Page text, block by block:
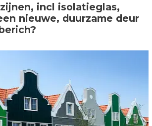
incl isolatieglas,
nieuwe, duurzame deur